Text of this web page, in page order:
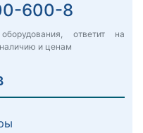
600-8
ответит на
и ценам